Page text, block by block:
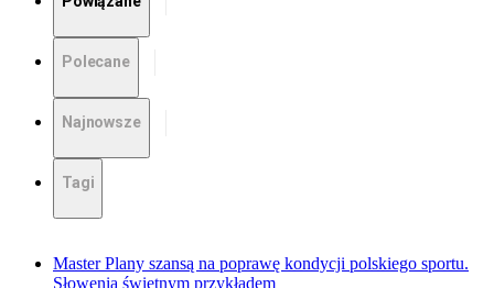
Polecane
Najnowsze
Tagi
Master Plany szansą na poprawę kondycji polskiego sportu.
Słowenia świetnym przykładem